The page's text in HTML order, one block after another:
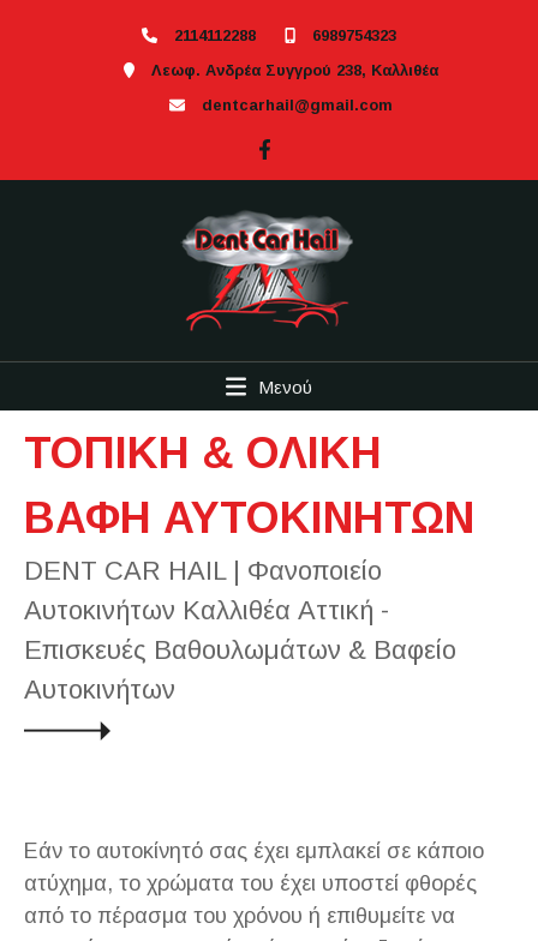
2114112288
6989754323
Λεωφ. Ανδρέα Συγγρού 238, Καλλιθέα
dentcarhail@gmail.com
Μενού
ΤΟΠΙΚΗ & ΟΛΙΚΗ
ΒΑΦΗ ΑΥΤΟΚΙΝΗΤΩΝ
DENT CAR HAIL | Φανοποιείο
Αυτοκινήτων Καλλιθέα Αττική -
Επισκευές Βαθουλωμάτων & Βαφείο
Αυτοκινήτων
Εάν το αυτοκίνητό σας έχει εμπλακεί σε κάποιο
ατύχημα, το χρώματα του έχει υποστεί φθορές
από το πέρασμα του χρόνου ή επιθυμείτε να